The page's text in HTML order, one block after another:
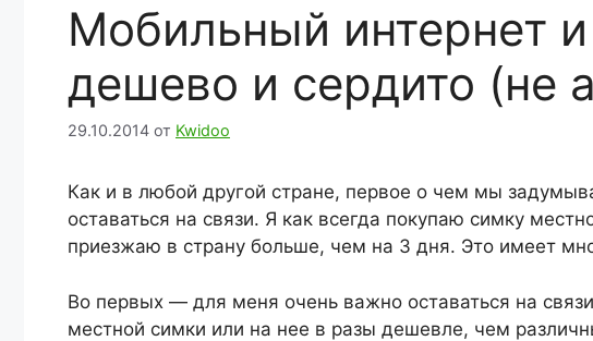
Мобильный интернет
дешево и сердито (не
29.10.2014 от Kwidoo
Как и в любой другой стране, первое о чем мы
оставаться на связи. Я как всегда покупаю симку
приезжаю в страну больше, чем на 3 дня. Это имеет
Во первых — для меня очень важно оставаться на
местной симки или на нее в разы дешевле, чем